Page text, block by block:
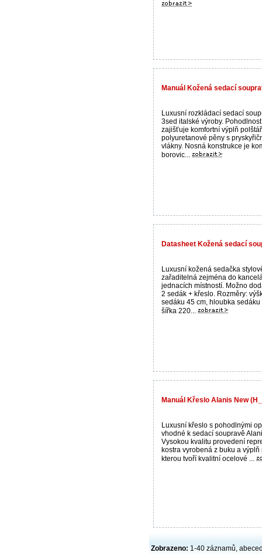
Manuál Kožená sedací
Luxusní rozkládací sedací
3sed italské výroby. Pohodlnost
zajišťuje komfortní výplň
polyuretanové pěny s
vlákny. Nosná konstrukce je
borovic...
Datasheet Kožená sedací
Luxusní kožená sedačka
zařaditelná zejména do
jednacích místností. Možno
2 sedák + křeslo. Rozměry:
sedáku 45 cm, hloubka sedáku
šířka 220...
Manuál Křeslo Alanis New
Luxusní křeslo s pohodlnými
vhodné k sedací soupravě
Vysokou kvalitu provedení
kostra vyrobená z buku a výplň
kterou tvoří kvalitní ocelové ...
Zobrazeno: 1-40 záznamů,